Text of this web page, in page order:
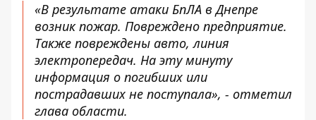
«В результате атаки БпЛА в Днепре
возник пожар. Повреждено предприятие.
Также повреждены авто, линия
электропередач. На эту минуту
информация о погибших или
пострадавших не поступала», - отметил
глава области.